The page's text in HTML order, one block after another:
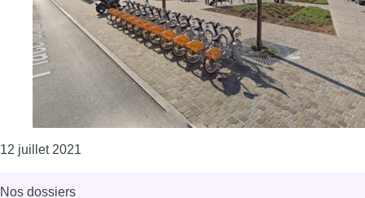
12 juillet 2021
Nos dossiers